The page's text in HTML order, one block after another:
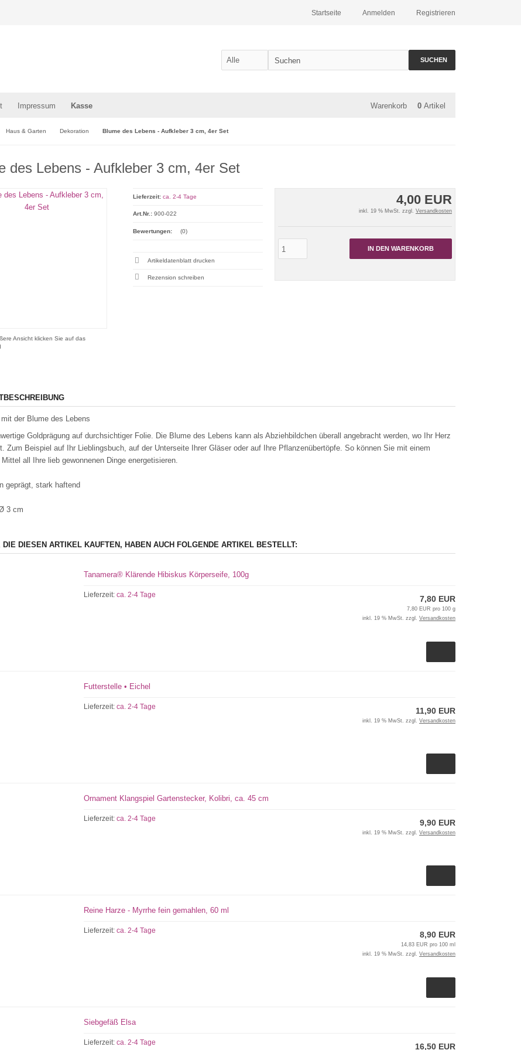
Registrieren
Anmelden
Startseite
SUCHEN
Impressum Kasse Warenkorb 0 Artikel
Haus & Garten Dekoration Blume des Lebens - Aufkleber 3 cm, 4er Set
des Lebens - Aufkleber 3 cm, 4er Set
Ansicht klicken Sie auf das
4,00 EUR
inkl. 19 % MwSt. zzgl. Versandkosten
IN DEN WARENKORB
Lieferzeit: ca. 2-4 Tage
Art.Nr.: 900-022
Bewertungen: (0)
Artikeldatenblatt drucken
Rezension schreiben
der Blume des Lebens
Goldprägung auf durchsichtiger Folie. Die Blume des Lebens kann als Abziehbildchen überall angebracht werden, wo Ihr Herz
Zum Beispiel auf Ihr Lieblingsbuch, auf der Unterseite Ihrer Gläser oder auf Ihre Pflanzenübertöpfe. So können Sie mit einem
all Ihre lieb gewonnenen Dinge energetisieren.
geprägt, stark haftend
3 cm
DIE DIESEN ARTIKEL KAUFTEN, HABEN AUCH FOLGENDE ARTIKEL BESTELLT:
Tanamera® Klärende Hibiskus Körperseife, 100g
Lieferzeit:ca. 2-4 Tage 7,80 EUR
7,80 EUR pro 100 g
inkl. 19 % MwSt. zzgl. Versandkosten
Futterstelle • Eichel
Lieferzeit:ca. 2-4 Tage 11,90 EUR
inkl. 19 % MwSt. zzgl. Versandkosten
Ornament Klangspiel Gartenstecker, Kolibri, ca. 45 cm
Lieferzeit:ca. 2-4 Tage 9,90 EUR
inkl. 19 % MwSt. zzgl. Versandkosten
Reine Harze - Myrrhe fein gemahlen, 60 ml
Lieferzeit:ca. 2-4 Tage 8,90 EUR
14,83 EUR pro 100 ml
inkl. 19 % MwSt. zzgl. Versandkosten
Siebgefäß Elsa
Lieferzeit:ca. 2-4 Tage 16,50 EUR